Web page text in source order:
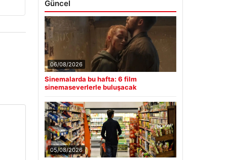
Güncel
06/08/2026
Sinemalarda bu hafta: 6 film
sinemaseverlerle buluşacak
05/08/2026